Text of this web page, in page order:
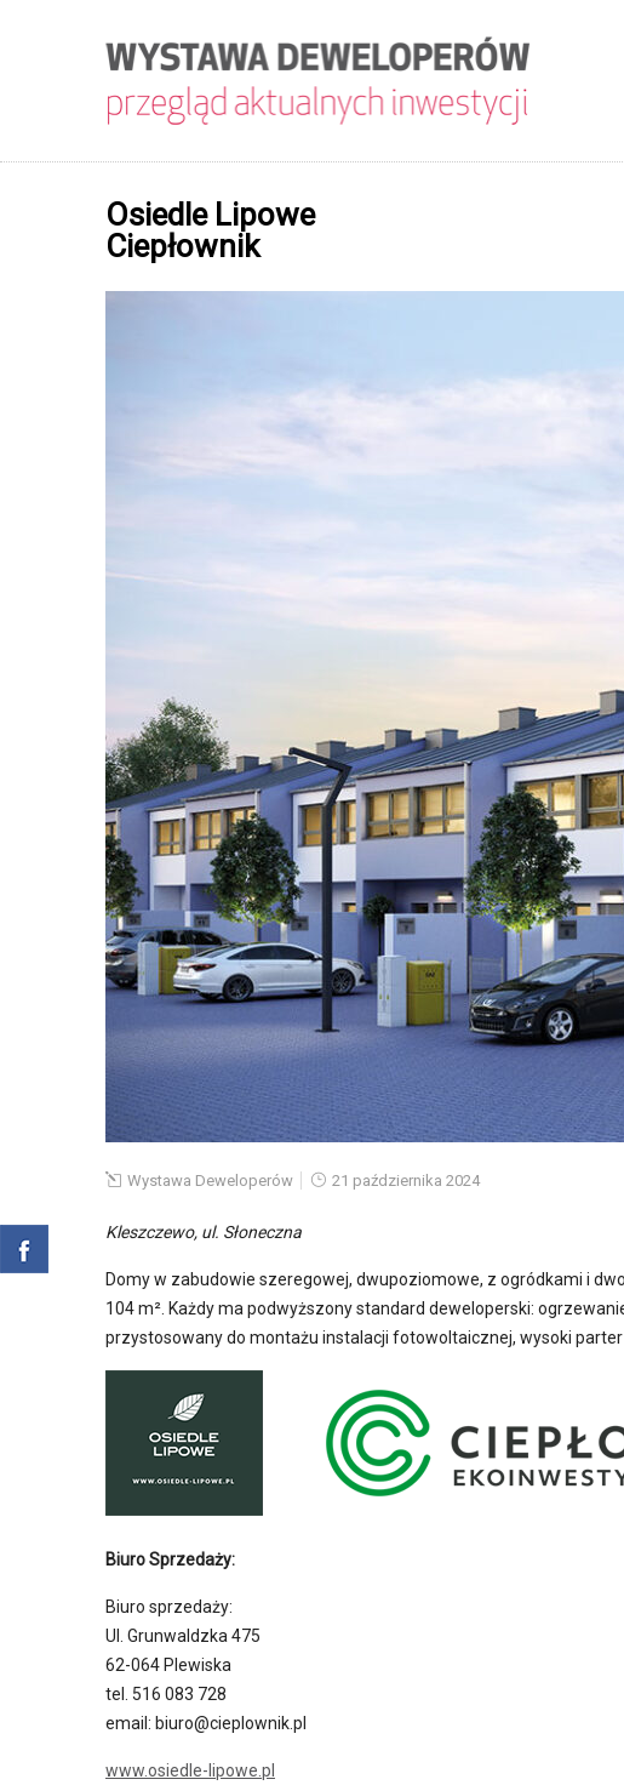
Osiedle Lipowe
Ciepłownik
Wystawa Deweloperów 21 października 2024
Kleszczewo, ul. Słoneczna
Domy w zabudowie szeregowej, dwupoziomowe, z ogródkami i
104 m². Każdy ma podwyższony standard deweloperski:
przystosowany do montażu instalacji fotowoltaicznej, wysoki parter
Biuro Sprzedaży:
Biuro sprzedaży:
Ul. Grunwaldzka 475
62-064 Plewiska
tel. 516 083 728
email: biuro@cieplownik.pl
www.osiedle-lipowe.pl